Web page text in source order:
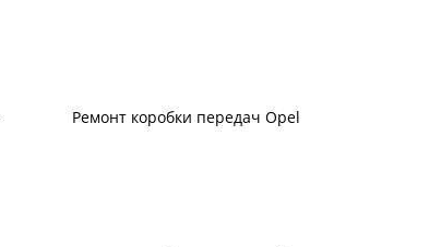
Ремонт коробки передач Opel